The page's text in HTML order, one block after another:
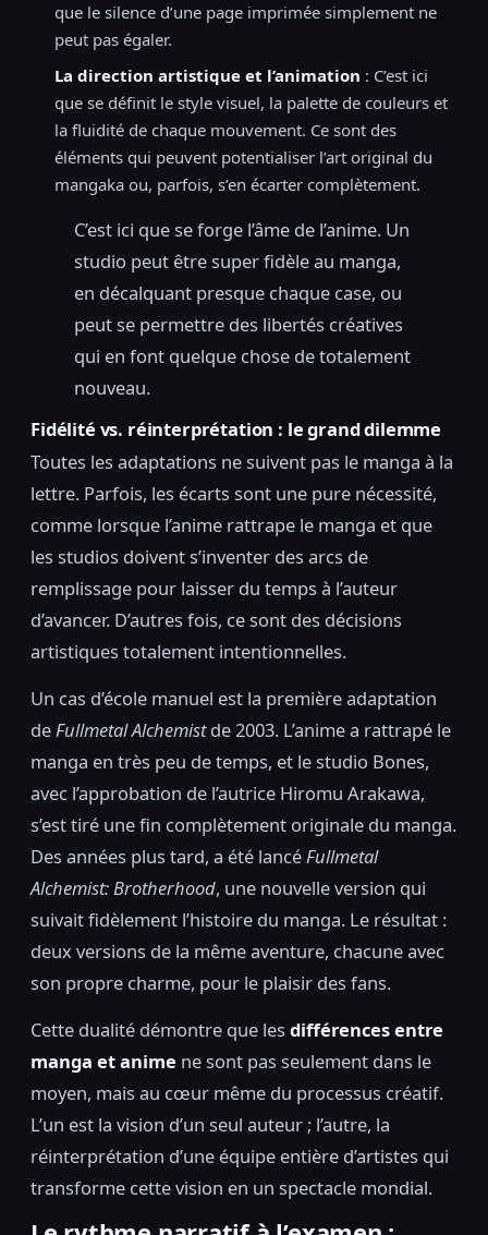
que le silence d’une page imprimée simplement ne
peut pas égaler.
La direction artistique et l’animation : C’est ici
que se définit le style visuel, la palette de couleurs et
la fluidité de chaque mouvement. Ce sont des
éléments qui peuvent potentialiser l’art original du
mangaka ou, parfois, s’en écarter complètement.
C’est ici que se forge l’âme de l’anime. Un
studio peut être super fidèle au manga,
en décalquant presque chaque case, ou
peut se permettre des libertés créatives
qui en font quelque chose de totalement
nouveau.
Fidélité vs. réinterprétation : le grand dilemme
Toutes les adaptations ne suivent pas le manga à la
lettre. Parfois, les écarts sont une pure nécessité,
comme lorsque l’anime rattrape le manga et que
les studios doivent s’inventer des arcs de
remplissage pour laisser du temps à l’auteur
d’avancer. D’autres fois, ce sont des décisions
artistiques totalement intentionnelles.
Un cas d’école manuel est la première adaptation
deFullmetal Alchemistde 2003. L’anime a rattrapé le
manga en très peu de temps, et le studio Bones,
avec l’approbation de l’autrice Hiromu Arakawa,
s’est tiré une fin complètement originale du manga.
Des années plus tard, a été lancéFullmetal
Alchemist: Brotherhood, une nouvelle version qui
suivait fidèlement l’histoire du manga. Le résultat :
deux versions de la même aventure, chacune avec
son propre charme, pour le plaisir des fans.
Cette dualité démontre que les différences entre
manga et anime ne sont pas seulement dans le
moyen, mais au cœur même du processus créatif.
L’un est la vision d’un seul auteur ; l’autre, la
réinterprétation d’une équipe entière d’artistes qui
transforme cette vision en un spectacle mondial.